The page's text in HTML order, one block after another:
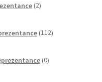
2izdelka
112izdelkov
0izdelkov